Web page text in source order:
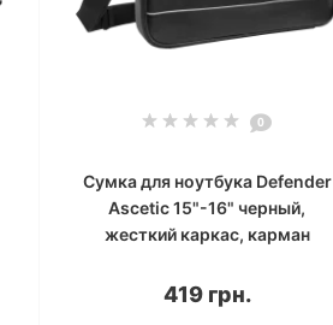
0
Сумка для ноутбука Defender
Ascetic 15"-16" черный,
жесткий каркас, карман
419 грн.